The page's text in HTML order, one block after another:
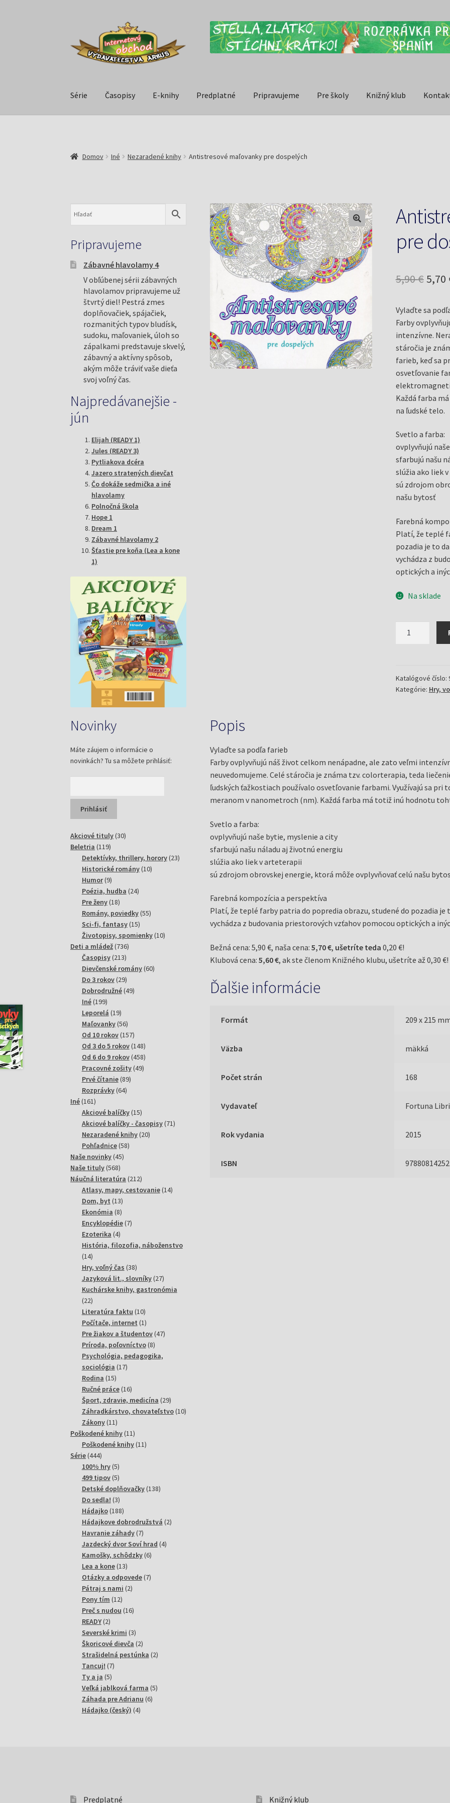
Série Časopisy E-knihy Predplatné Pripravujeme Pre školy Knižný klub
Domov Iné Nezaradené knihy Antistresové maľovanky pre dospelých
pre
5,90€
bola:
5,90
5,70
Vylaďte sa
Farby
intenzívne.
stáročia je
farieb, keď sa
osvetľovanie
Každá farba
na ľudské telo.
Svetlo a farba:
ovplyvňujú
sfarbujú našu
slúžia ako liek
sú zdrojom
našu bytosť
Farebná
Platí, že teplé
pozadia je to
vychádza z
optických a
Na sklade
dospelých
Katalógové číslo:
Kategórie: Hry,
Popis
Vylaďte sa podľa farieb
Farby ovplyvňujú náš život celkom nenápadne, ale zato veľmi
neuvedomujeme. Celé stáročia je známa tzv. colorterapia, teda
ľudských ťažkostiach používalo osvetľovanie farbami. Využívajú sa
meranom v nanometroch (nm). Každá farba má totiž inú hodnotu
Svetlo a farba:
ovplyvňujú naše bytie, myslenie a city
sfarbujú našu náladu aj životnú energiu
slúžia ako liek v arteterapii
sú zdrojom obrovskej energie, ktorá môže ovplyvňovať celú našu
Farebná kompozícia a perspektíva
Platí, že teplé farby patria do popredia obrazu, studené do pozadia
vychádza z budovania priestorových vzťahov pomocou optických a
Bežná cena: 5,90 €, naša cena: 5,70 €, ušetríte teda 0,20 €!
Klubová cena: 5,60 €, ak ste členom Knižného klubu, ušetríte až 0,30 €!
Ďalšie informácie
Formát 209 x 215
Väzba mäkká
Počet strán 168
Vydavateľ Fortuna Libri
Rok vydania 2015
ISBN
Pripravujeme
Zábavné hlavolamy 4
V obľúbenej sérii zábavných
hlavolamov pripravujeme už
štvrtý diel! Pestrá zmes
doplňovačiek, spájačiek,
rozmanitých typov bludísk,
sudoku, maľovaniek, úloh so
zápalkami predstavuje skvelý,
zábavný a aktívny spôsob,
akým môže tráviť vaše dieťa
svoj voľný čas.
Najpredávanejšie -
jún
Elijah (READY 1)
Jules (READY 3)
Pytliakova dcéra
Jazero stratených dievčat
Čo dokáže sedmička a iné
hlavolamy
Polnočná škola
Hope 1
Dream 1
Zábavné hlavolamy 2
Šťastie pre koňa (Lea a kone
1)
Novinky
Máte záujem o informácie o
novinkách? Tu sa môžete prihlásiť:
Akciové tituly 3030
Beletria 119119
produktov
Detektívky, thrillery, horory 2323
Historické romány 1010
Humor 99
produktov
Poézia, hudba 2424
Pre ženy 1818
produktov
Romány, poviedky 5555
Sci-fi, fantasy 1515
produktov
Životopisy, spomienky 1010
Deti a mládež 736736
Časopisy 213213
produktov
Dievčenské romány 6060
Do 3 rokov 2929
produktov
Dobrodružné 4949
Iné 199199
produktov
Leporelá 1919
produktov
Maľovanky 5656
produktov
Od 10 rokov 157157
produktov
Od 3 do 5 rokov 148148
produktov
Od 6 do 9 rokov 458458
produktov
Pracovné zošity 4949
Prvé čítanie 8989
Rozprávky 6464
Iné 161161
produktov
Akciové balíčky 1515
produktov
Akciové balíčky - časopisy 7171
Nezaradené knihy 2020
Pohľadnice 5858
Naše novinky 4545
Naše tituly 568568
produktov
Náučná literatúra 212212
produktov
Atlasy, mapy, cestovanie 1414
Dom, byt 1313
produktov
Ekonómia 88
produktov
Encyklopédie 77
Ezoterika 44
produkty
História, filozofia, náboženstvo
1414
produktov
Hry, voľný čas 3838
produktov
Jazyková lit., slovníky 2727
produktov
Kuchárske knihy, gastronómia
2222
produktov
Literatúra faktu 1010
produktov
Počítače, internet 11
produkt
Pre žiakov a študentov 4747
Príroda, poľovníctvo 88
produktov
Psychológia, pedagogika,
sociológia 1717
Rodina 1515
produktov
Ručné práce 1616
produktov
Šport, zdravie, medicína 2929
produktov
Záhradkárstvo, chovateľstvo 1010
Zákony 1111
produktov
Poškodené knihy 1111
produktov
Poškodené knihy 1111
Série 444444
produktov
100% hry 55
produktov
499 tipov 55
produktov
Detské doplňovačky 138138
Do sedla! 33
produkty
Hádajko 188188
produktov
Hádajkove dobrodružstvá 22
Havranie záhady 77
produktov
Jazdecký dvor Soví hrad 44
Kamošky, schôdzky 66
Lea a kone 1313
produktov
Otázky a odpovede 77
Pátraj s nami 22
Pony tím 1212
produktov
Preč s nudou 1616
READY 22
produkty
Severské krimi 33
produkty
Škoricové dievča 22
produkty
Strašidelná pestúnka 22
Tancuj! 77
Ty a ja 55
produktov
Veľká jablková farma 55
Záhada pre Adrianu 66
Hádajko (český) 44
Predplatné Knižný klub